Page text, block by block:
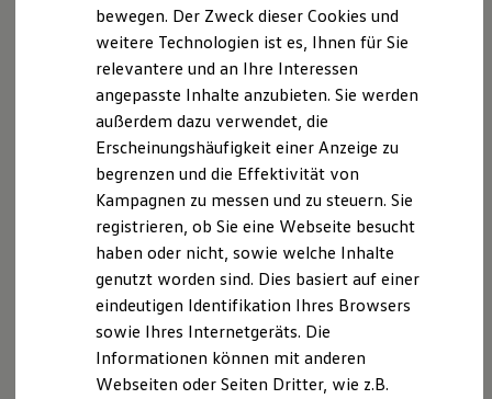
E-Auto-Förderung
Software und Konnektivität
Die ID. Software 6
ID. Software Versionen und Updates
Digitale Extras
Schnittstellen zu Ihrem ID.
Marke und Erlebnis
Volkswagen R und R Experience
R-Modelle
R Experience
Driving Experience
Volkswagen entdecken
Werkbesichtigung
Lifestyle Shop
T-Roc Kollektion
Golf Kollektion
Volkswagen Kollektion
Marderabwehrgerät M8700
Autarkes Ultraschallgerät, flexibel einsetzbar im Motorraum
und außerhalb, z. B.Carports oder Stellplätze.
Wasserdicht nach IP65, robustes, komplett
geschlossenes Gehäuse
Batteriebetrieb mit 2 x AA 1,5
nötig, flexibel einsetzbar
Laufzeit je nach Batterien bis zu 12 Monate, sehr
bewegen. Der Zweck dieser Cookies und
weitere Technologien ist es, Ihnen für Sie
relevantere und an Ihre Interessen
angepasste Inhalte anzubieten. Sie werden
außerdem dazu verwendet, die
Erscheinungshäufigkeit einer Anzeige zu
begrenzen und die Effektivität von
Kampagnen zu messen und zu steuern. Sie
registrieren, ob Sie eine Webseite besucht
haben oder nicht, sowie welche Inhalte
genutzt worden sind. Dies basiert auf einer
eindeutigen Identifikation Ihres Browsers
sowie Ihres Internetgeräts. Die
Informationen können mit anderen
Webseiten oder Seiten Dritter, wie z.B.